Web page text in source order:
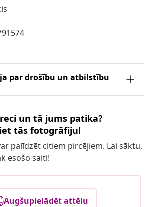
par drošību un atbilstību
un tā jums patika?
tās fotogrāfiju!
palīdzēt citiem pircējiem. Lai sāktu,
esošo saiti!
Augšupielādēt attēlu